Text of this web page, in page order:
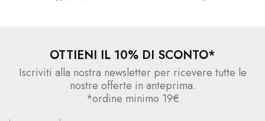
OTTIENI IL 10% DI SCONTO*
Iscriviti alla nostra newsletter per ricevere tutte le
nostre offerte in anteprima.
*ordine minimo 19€